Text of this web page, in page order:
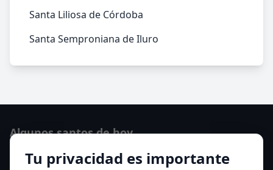
Santa Liliosa de Córdoba
Santa Semproniana de Iluro
Tu privacidad es importante
Algunos santos de hoy
San Osvaldo de Maserfield